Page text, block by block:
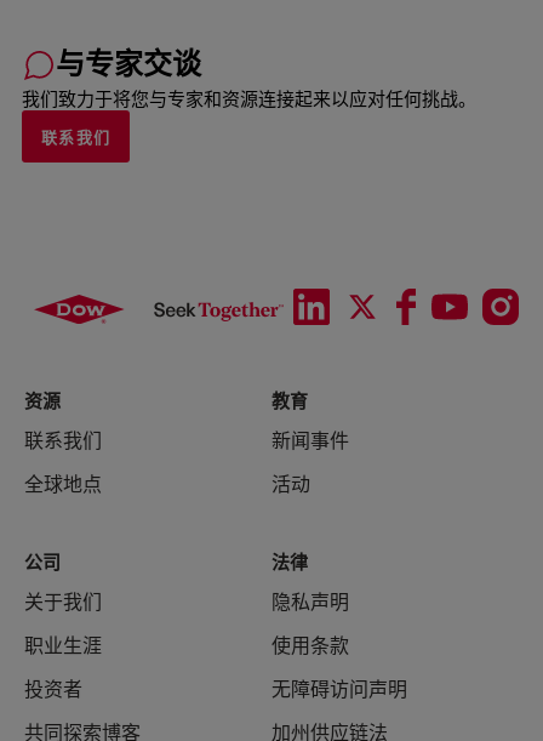
与专家交谈
我们致力于将您与专家和资源连接起来以应对任何挑战。
联系我们
资源
联系我们
全球地点
教育
新闻事件
活动
公司
关于我们
职业生涯
投资者
共同探索博客
法律
隐私声明
使用条款
无障碍访问声明
加州供应链法